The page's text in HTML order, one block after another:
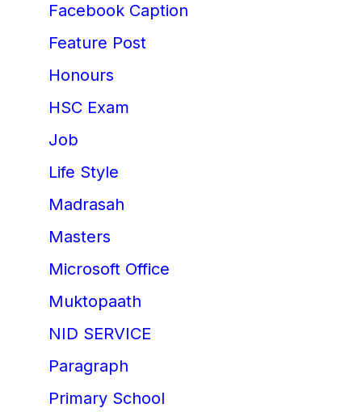
Facebook Caption
Feature Post
Honours
HSC Exam
Job
Life Style
Madrasah
Masters
Microsoft Office
Muktopaath
NID SERVICE
Paragraph
Primary School